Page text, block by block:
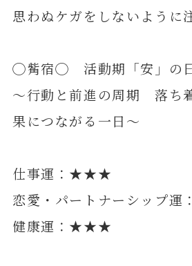
思わぬケガをしないように
◯觜宿◯ 活動期「安」の
～行動と前進の周期 落ち
果につながる一日～
仕事運：★★★
恋愛・パートナーシップ
健康運：★★★